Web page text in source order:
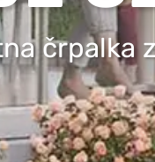
črpalka